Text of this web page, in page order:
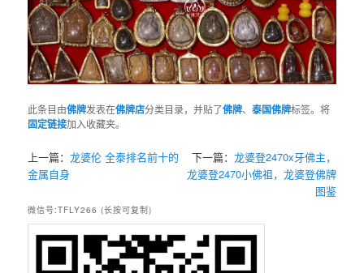
此条目由佛牌发表在佛牌店分类目录，并贴了佛牌、泰国佛牌标签。将
固定链接加入收藏夹。
上一篇：龙婆伦 全泰排名前十的
金属自身
下一篇： 龙婆登2470x牙佛主，
龙婆登2470小佛祖，龙婆登佛牌
图鉴
微信号:TFLY266 (长按可复制)